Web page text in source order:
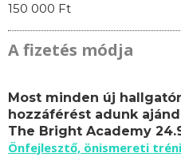
150 000 Ft
A fizetés módja
Most minden új
hozzáférést adunk
The Bright Academy
Önfejlesztő, önismereti